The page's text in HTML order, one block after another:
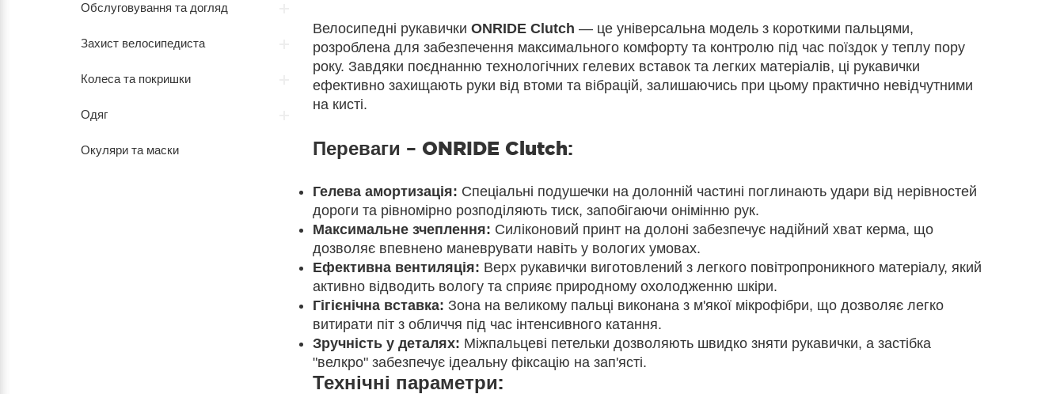
Велосипедні рукавички ONRIDE Clutch — це універсальна модель з короткими пальцями,
розроблена для забезпечення максимального комфорту та контролю під час поїздок у теплу пору
року. Завдяки поєднанню технологічних гелевих вставок та легких матеріалів, ці рукавички
ефективно захищають руки від втоми та вібрацій, залишаючись при цьому практично невідчутними
на кисті.
Переваги – ONRIDE Clutch:
Гелева амортизація: Спеціальні подушечки на долонній частині поглинають удари від нерівностей
дороги та рівномірно розподіляють тиск, запобігаючи онімінню рук.
Максимальне зчеплення: Силіконовий принт на долоні забезпечує надійний хват керма, що
дозволяє впевнено маневрувати навіть у вологих умовах.
Ефективна вентиляція: Верх рукавички виготовлений з легкого повітропроникного матеріалу, який
активно відводить вологу та сприяє природному охолодженню шкіри.
Гігієнічна вставка: Зона на великому пальці виконана з м'якої мікрофібри, що дозволяє легко
витирати піт з обличчя під час інтенсивного катання.
Зручність у деталях: Міжпальцеві петельки дозволяють швидко зняти рукавички, а застібка
"велкро" забезпечує ідеальну фіксацію на зап'ясті.
Технічні параметри:
Обслуговування та догляд
Захист велосипедиста
Колеса та покришки
Одяг
Окуляри та маски